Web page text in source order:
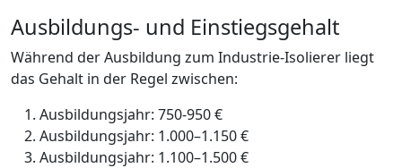
Ausbildungs- und Einstiegsgehalt
Während der Ausbildung zum Industrie-Isolierer liegt
das Gehalt in der Regel zwischen:
Ausbildungsjahr: 750-950 €
Ausbildungsjahr: 1.000–1.150 €
Ausbildungsjahr: 1.100–1.500 €